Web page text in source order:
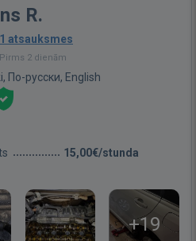
R.
1 atsauksmes
2 dienām
По-русски, English
15,00€/stunda
+19